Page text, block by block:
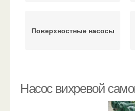
Поверхностные насосы
приводом
Насос вихревой